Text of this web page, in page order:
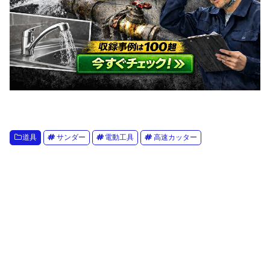
道具 サンダー 電動工具 高速カッター